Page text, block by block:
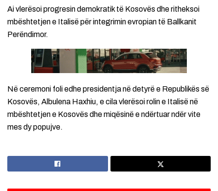
Ai vlerësoi progresin demokratik të Kosovës dhe ritheksoi
mbështetjen e Italisë për integrimin evropian të Ballkanit
Perëndimor.
Në ceremoni foli edhe presidentja në detyrë e Republikës së
Kosovës, Albulena Haxhiu, e cila vlerësoi rolin e Italisë në
mbështetjen e Kosovës dhe miqësinë e ndërtuar ndër vite
mes dy popujve.